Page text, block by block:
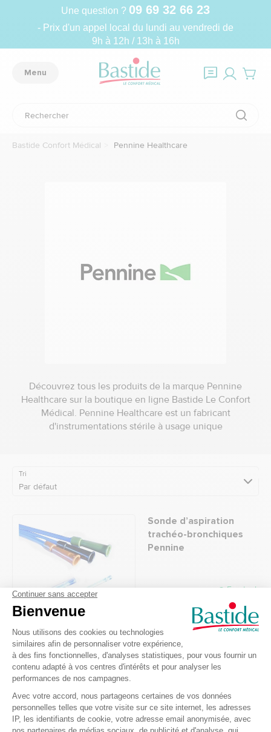
Une question ? 09 69 32 66 23
- Prix d'un appel local du lundi au vendredi de
9h à 12h / 13h à 16h
Menu
Bastide Confort Médical Pennine Healthcare
Découvrez tous les produits de la marque Pennine
Healthcare sur la boutique en ligne Bastide Le Confort
Médical. Pennine Healthcare est un fabricant
d'instrumentations stérile à usage unique
Tri
Par défaut
Sonde d’aspiration
trachéo-bronchiques
Pennine
En stock
Recevez nos offres et
promotions